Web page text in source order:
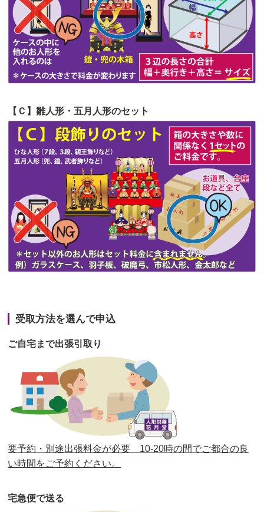
第53回人形供養祭令和4年7月1日(金)
第52回人形供養祭令和4年5月17日(火)
第51回人形供養祭令和4年4月18日(月)
第50回人形供養祭令和4年3月15日(火)
第49回人形供養祭令和4年1月17日(月)
第48回人形供養祭令和3年12月3日(金)
第47回人形供養祭 令和3年10月11日(月)
第46回人形供養祭 令和3年9月13日(月)
第45回人形供養祭令和3年7月12日(月)
第44回人形供養祭令和3年6月3日(木)
第43回人形供養祭令和3年4月23日(金)
第39回人形供養祭令和2年10月22日(木)
第38回人形供養祭 令和2年8月26日(水)
第37回人形供養祭 令和2年6月8日(月)
第36回人形供養祭 令和2年4月16日(木)
第35回人形供養祭令和2年2月13日(木)
第33回人形供養祭
【Ｃ】雛人形・五月人形のセット
受取方法を選んで申込
ご自宅まで出張引取り
要予約・別途出張料金が必要 10-20時の間でご都合の良
い時間をご予約ください。
宅急便で送る